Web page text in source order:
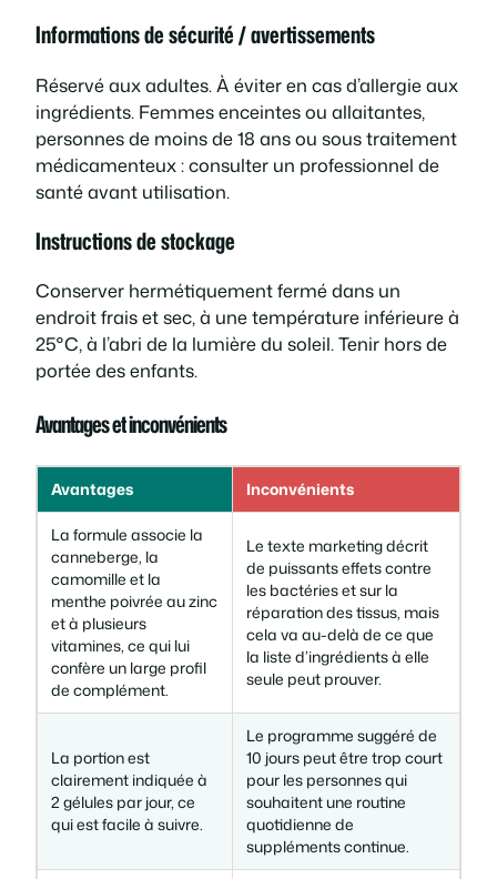
Informations de sécurité / avertissements
Réservé aux adultes. À éviter en cas d’allergie aux
ingrédients. Femmes enceintes ou allaitantes,
personnes de moins de 18 ans ou sous traitement
médicamenteux : consulter un professionnel de
santé avant utilisation.
Instructions de stockage
Conserver hermétiquement fermé dans un
endroit frais et sec, à une température inférieure à
25°C, à l’abri de la lumière du soleil. Tenir hors de
portée des enfants.
Avantages et inconvénients
Avantages Inconvénients
La formule associe la
canneberge, la
camomille et la
menthe poivrée au zinc
et à plusieurs
vitamines, ce qui lui
confère un large profil
de complément.
Le texte marketing décrit
de puissants effets contre
les bactéries et sur la
réparation des tissus, mais
cela va au-delà de ce que
la liste d’ingrédients à elle
seule peut prouver.
La portion est
clairement indiquée à
2 gélules par jour, ce
qui est facile à suivre.
Le programme suggéré de
10 jours peut être trop court
pour les personnes qui
souhaitent une routine
quotidienne de
suppléments continue.